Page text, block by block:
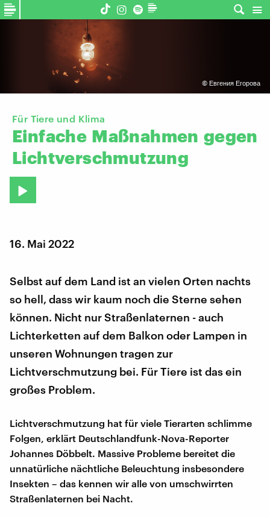
© Евгения Егорова
Für Tiere und Klima
Einfache Maßnahmen gegen
Lichtverschmutzung
16. Mai 2022
Selbst auf dem Land ist an vielen Orten nachts
so hell, dass wir kaum noch die Sterne sehen
können. Nicht nur Straßenlaternen - auch
Lichterketten auf dem Balkon oder Lampen in
unseren Wohnungen tragen zur
Lichtverschmutzung bei. Für Tiere ist das ein
großes Problem.
Lichtverschmutzung hat für viele Tierarten schlimme
Folgen, erklärt Deutschlandfunk-Nova-Reporter
Johannes Döbbelt. Massive Probleme bereitet die
unnatürliche nächtliche Beleuchtung insbesondere
Insekten – das kennen wir alle von umschwirrten
Straßenlaternen bei Nacht.